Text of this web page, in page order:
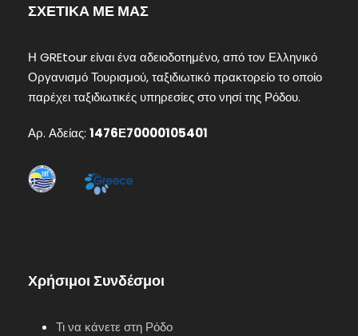
ΣΧΕΤΙΚΑ ΜΕ ΜΑΣ
Η GREtour είναι ένα αδειοδοτημένο, από τον Ελληνικό
Οργανισμό Τουρισμού, ταξιδιωτικό πρακτορείο το οποίο
παρέχει ταξιδιωτικές υπηρεσίες στο νησί της Ρόδου.
Αρ. Αδείας: 1476Ε70000105401
Χρήσιμοι Συνδέσμοι
Τι να κάνετε στη Ρόδο